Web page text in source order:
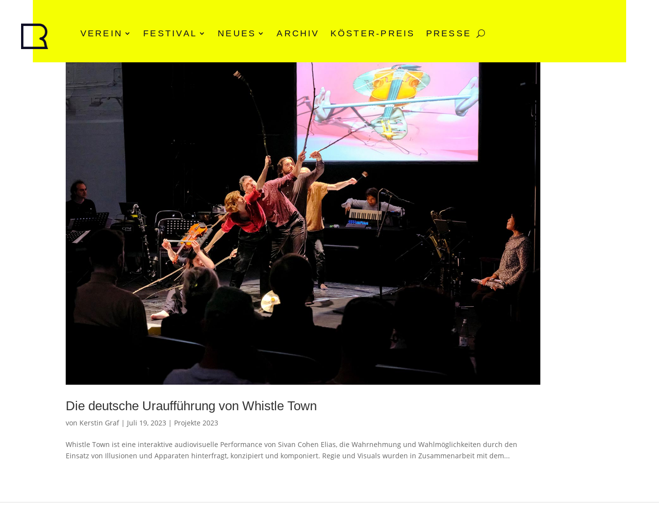
VEREIN FESTIVAL NEUES ARCHIV KÖSTER-PREIS PRESSE
Die deutsche Uraufführung von Whistle Town
von Kerstin Graf| Juli 19, 2023 | Projekte 2023
Whistle Town ist eine interaktive audiovisuelle Performance von Sivan Cohen Elias, die Wahrnehmung und Wahlmöglichkeiten durch den
Einsatz von Illusionen und Apparaten hinterfragt, konzipiert und komponiert. Regie und Visuals wurden in Zusammenarbeit mit dem...